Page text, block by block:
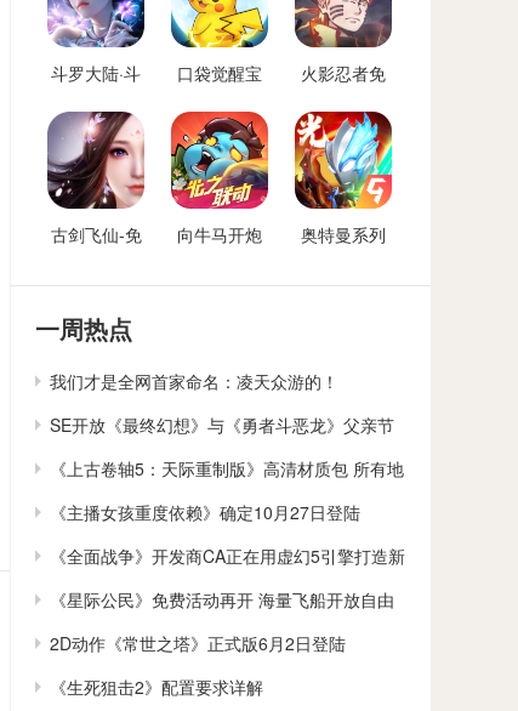
斗罗大陆·斗
后台版
口袋觉醒宝
费后台
火影忍者免
古剑飞仙-免
向牛马开炮
向僵尸开炮
奥特曼系列
后台
一周热点
我们才是全网首家命名：凌天众游的！
SE开放《最终幻想》与《勇者斗恶龙》父亲节
贺卡下载
《上古卷轴5：天际重制版》高清材质包 所有地
貌大修
《主播女孩重度依赖》确定10月27日登陆
Switch
《全面战争》开发商CA正在用虚幻5引擎打造新
作
《星际公民》免费活动再开 海量飞船开放自由
体验
2D动作《常世之塔》正式版6月2日登陆
Steam/Switch
《生死狙击2》配置要求详解